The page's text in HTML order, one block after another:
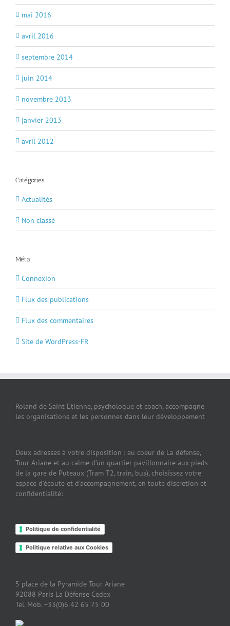
mai 2016
avril 2016
septembre 2014
juin 2014
novembre 2013
janvier 2013
avril 2012
Catégories
Actualités
Non classé
Méta
Connexion
Flux des publications
Flux des commentaires
Site de WordPress-FR
Roland de Saint Etienne, psychologue et coach, accompagne
les organisations et les personnes dans leur développement
Deux adresses à votre disposition : au coeur de La défense,
Tour Ariane et au calme d’un quartier pavillonnaire aux pieds
de la gare de Puteaux (Tram T2, train, bus), choisissez votre
espace d’écoute et d’accompagnement, en toute discretion et
confidentialité:
Politique de confidentialité
Politique relative aux Cookies
5 place de la Pyramide Tour Ariane
92088 Paris La Défense Cedex
Tel. Mob. +33(0)6 42 65 75 00